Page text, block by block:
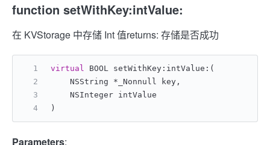
function setWithKey:intValue:
在 KVStorage 中存储 Int 值returns: 存储是否成功
virtual BOOL setWithKey:intValue:(
    NSString *_Nonnull key,
    NSInteger intValue
)
Parameters: